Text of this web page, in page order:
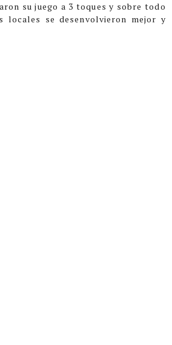
su juego a 3 toques y sobre todo
se desenvolvieron mejor y